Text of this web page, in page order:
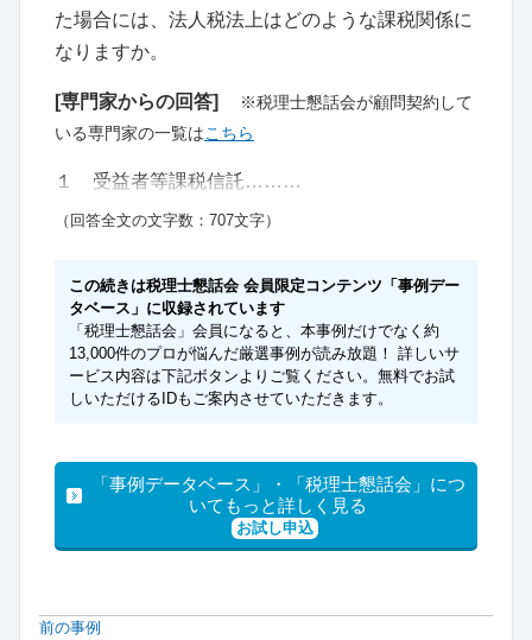
た場合には、法人税法上はどのような課税関係に
なりますか。
[専門家からの回答]
※税理士懇話会が顧問契約して
いる専門家の一覧はこちら
１ 受益者等課税信託………
（回答全文の文字数：707文字）
この続きは税理士懇話会 会員限定コンテンツ「事例デー
タベース」に収録されています
「税理士懇話会」会員になると、本事例だけでなく約
13,000件のプロが悩んだ厳選事例が読み放題！ 詳しいサ
ービス内容は下記ボタンよりご覧ください。無料でお試
しいただけるIDもご案内させていただきます。
「事例データベース」・「税理士懇話会」につ
いてもっと詳しく見る
お試し申込
前の事例